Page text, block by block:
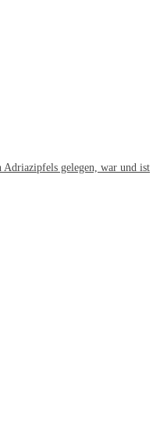
Adriazipfels gelegen, war und ist